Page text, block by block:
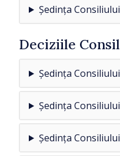
Ședința
Deciziile
Ședința
Ședința
Ședința